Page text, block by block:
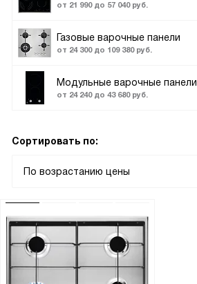
от 21 990 до 57 040 руб.
Газовые варочные панели
от 24 300 до 109 380 руб.
Модульные варочные панели
от 24 240 до 43 680 руб.
Сортировать по:
По возрастанию цены